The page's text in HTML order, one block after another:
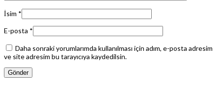
İsim *
E-posta *
Daha sonraki yorumlarımda kullanılması için adım, e-posta adresim
ve site adresim bu tarayıcıya kaydedilsin.